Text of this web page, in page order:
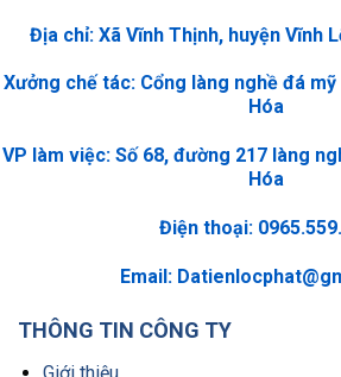
Địa chỉ: Xã Vĩnh Thịnh, huyện Vĩnh
Xưởng chế tác: Cổng làng nghề đá
Hóa
VP làm việc: Số 68, đường 217 làng
Hóa
Điện thoại:
Email:
THÔNG TIN CÔNG TY
Giới thiệu